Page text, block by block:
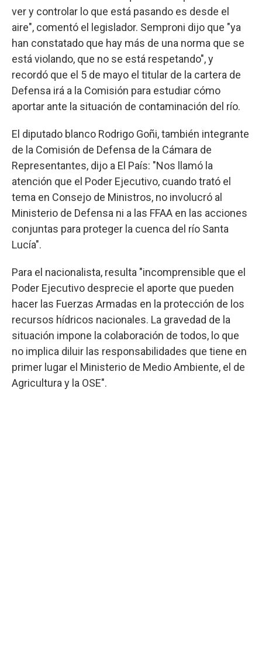
ver y controlar lo que está pasando es desde el
aire", comentó el legislador. Semproni dijo que "ya
han constatado que hay más de una norma que se
está violando, que no se está respetando", y
recordó que el 5 de mayo el titular de la cartera de
Defensa irá a la Comisión para estudiar cómo
aportar ante la situación de contaminación del río.
El diputado blanco Rodrigo Goñi, también integrante
de la Comisión de Defensa de la Cámara de
Representantes, dijo a El País: "Nos llamó la
atención que el Poder Ejecutivo, cuando trató el
tema en Consejo de Ministros, no involucró al
Ministerio de Defensa ni a las FFAA en las acciones
conjuntas para proteger la cuenca del río Santa
Lucía".
Para el nacionalista, resulta "incomprensible que el
Poder Ejecutivo desprecie el aporte que pueden
hacer las Fuerzas Armadas en la protección de los
recursos hídricos nacionales. La gravedad de la
situación impone la colaboración de todos, lo que
no implica diluir las responsabilidades que tiene en
primer lugar el Ministerio de Medio Ambiente, el de
Agricultura y la OSE".